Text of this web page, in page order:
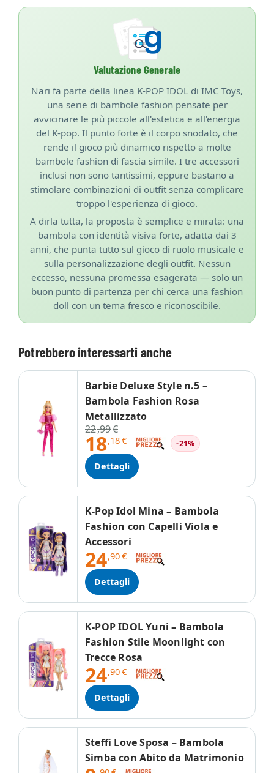
Valutazione Generale
Nari fa parte della linea K-POP IDOL di IMC Toys,
una serie di bambole fashion pensate per
avvicinare le più piccole all'estetica e all'energia
del K-pop. Il punto forte è il corpo snodato, che
rende il gioco più dinamico rispetto a molte
bambole fashion di fascia simile. I tre accessori
inclusi non sono tantissimi, eppure bastano a
stimolare combinazioni di outfit senza complicare
troppo l'esperienza di gioco.
A dirla tutta, la proposta è semplice e mirata: una
bambola con identità visiva forte, adatta dai 3
anni, che punta tutto sul gioco di ruolo musicale e
sulla personalizzazione degli outfit. Nessun
eccesso, nessuna promessa esagerata — solo un
buon punto di partenza per chi cerca una fashion
doll con un tema fresco e riconoscibile.
Potrebbero interessarti anche
Barbie Deluxe Style n.5 –
Bambola Fashion Rosa
Metallizzato
22,99€
18,18€ -21%
Dettagli
K-Pop Idol Mina – Bambola
Fashion con Capelli Viola e
Accessori
24,90€
Dettagli
K-POP IDOL Yuni – Bambola
Fashion Stile Moonlight con
Trecce Rosa
24,90€
Dettagli
Steffi Love Sposa – Bambola
Simba con Abito da Matrimonio